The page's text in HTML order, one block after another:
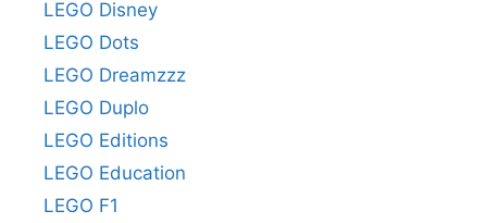
LEGO Disney
LEGO Dots
LEGO Dreamzzz
LEGO Duplo
LEGO Editions
LEGO Education
LEGO F1